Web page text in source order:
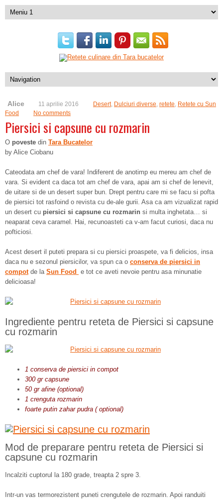
Alice 11 aprilie 2016 Desert, Dulciuri diverse, retete, Retete cu Sun
Food
No comments
Piersici si capsune cu rozmarin
O poveste din Tara Bucatelor
by Alice Ciobanu
Cateodata am chef de vara! Indiferent de anotimp eu mereu am chef de
vara. Si evident ca daca tot am chef de vara, apai am si chef de lenevit,
de uitare si de un desert super bun. Drept pentru care mi se facu si pofta
de piersici tot rasfoind o revista cu de-ale gurii. Asa ca am vizualizat rapid
un desert cu piersici si capsune cu rozmarin si multa inghetata… si
neaparat ceva caramel. Hai, recunoasteti ca v-am facut curiosi, daca nu
pofticiosi.
Acest desert il puteti prepara si cu piersici proaspete, va fi delicios, insa
daca nu e sezonul piersicilor, va spun ca o conserva de piersici in
compot de la Sun Food
e tot ce aveti nevoie pentru asa minunatie
delicioasa!
Ingrediente pentru reteta de Piersici si capsune
cu rozmarin
1 conserva de piersici in compot
300 gr capsune
50 gr afine (optional)
1 crenguta rozmarin
foarte putin zahar pudra ( optional)
Mod de preparare pentru reteta de Piersici si
capsune cu rozmarin
Incalziti cuptorul la 180 grade, treapta 2 spre 3.
Intr-un vas termorezistent puneti crengutele de rozmarin. Apoi randuiti